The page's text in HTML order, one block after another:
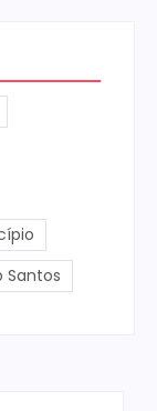
Santos